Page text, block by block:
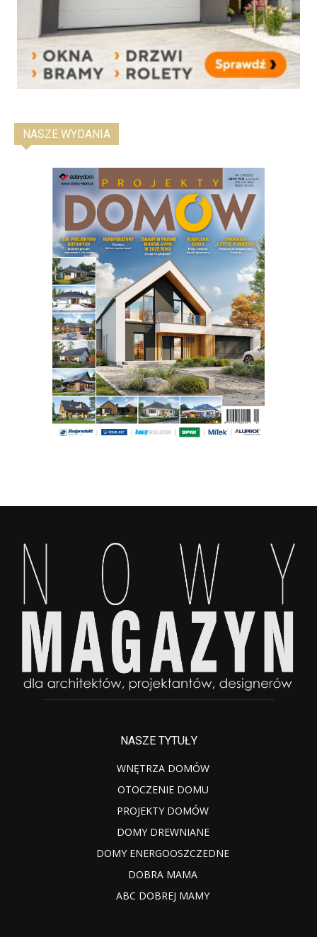
NASZE WYDANIA
NASZE TYTUŁY
WNĘTRZA DOMÓW
OTOCZENIE DOMU
PROJEKTY DOMÓW
DOMY DREWNIANE
DOMY ENERGOOSZCZEDNE
DOBRA MAMA
ABC DOBREJ MAMY